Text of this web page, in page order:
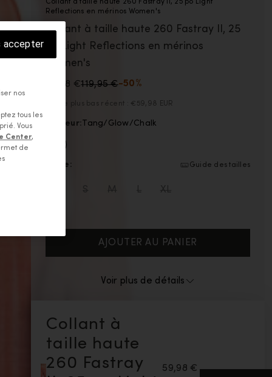
Collant à taille haute 260 Fastray II, 25 po Light
Reflections en mérinos Women's
Collant à taille haute 260 Fastray II, 25
po Light Reflections en mérinos
Women's
59,98 €119,95 €-50%
Prix ​​le plus bas récent : €59,98 EUR
Couleur: Tang/Glow/Chalk
La couleur Tang/Glow/Chalk est disponible
Taille: Guide des tailles
AJOUTER AU PANIER
Collant à
taille haute
260 Fastray
59,98 €
Voir plus de détails
nos
tous les
Vous
Center,
de
accepter